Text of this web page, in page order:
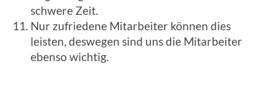
schwere Zeit.
Nur zufriedene Mitarbeiter können dies
leisten, deswegen sind uns die Mitarbeiter
ebenso wichtig.